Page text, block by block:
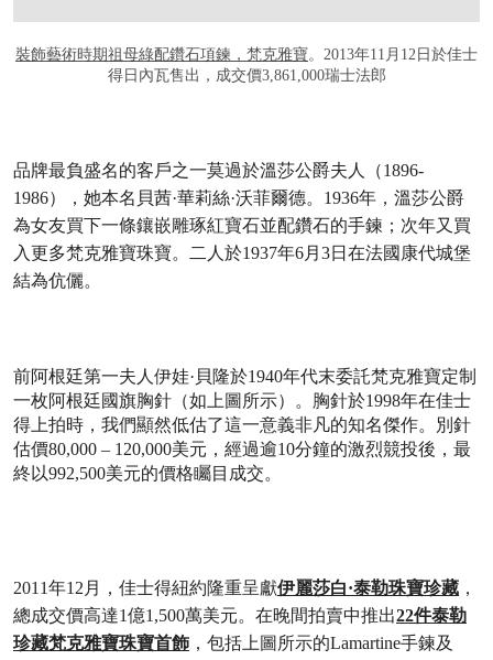
裝飾藝術時期祖母綠配鑽石項鍊，梵克雅寶。2013年11月12日於佳士
得日內瓦售出，成交價3,861,000瑞士法郎
品牌最負盛名的客戶之一莫過於溫莎公爵夫人（1896-
1986），她本名貝茜·華莉絲·沃菲爾德。1936年，溫莎公爵
為女友買下一條鑲嵌雕琢紅寶石並配鑽石的手鍊；次年又買
入更多梵克雅寶珠寶。二人於1937年6月3日在法國康代城堡
結為伉儷。
前阿根廷第一夫人伊娃·貝隆於1940年代末委託梵克雅寶定制
一枚阿根廷國旗胸針（如上圖所示）。胸針於1998年在佳士
得上拍時，我們顯然低估了這一意義非凡的知名傑作。別針
估價80,000 – 120,000美元，經過逾10分鐘的激烈競投後，最
終以992,500美元的價格矚目成交。
2011年12月，佳士得紐約隆重呈獻伊麗莎白·泰勒珠寶珍藏 ，
總成交價高達1億1,500萬美元。在晚間拍賣中推出22件泰勒
珍藏梵克雅寶珠寶首飾 ，包括上圖所示的Lamartine手鍊及